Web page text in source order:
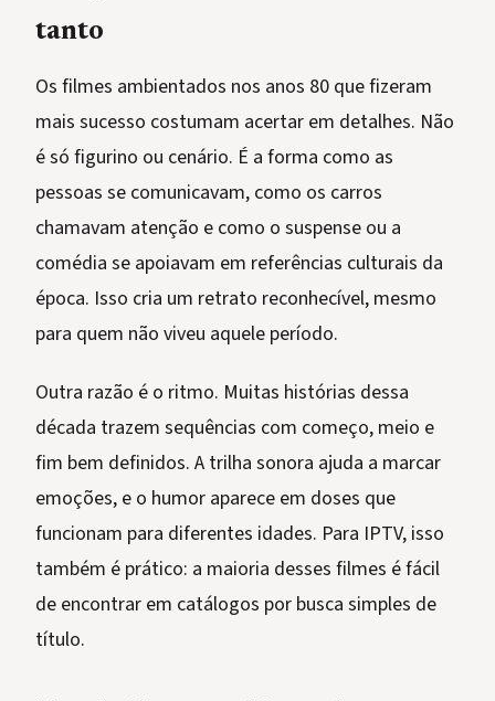
tanto
Os filmes ambientados nos anos 80 que fizeram
mais sucesso costumam acertar em detalhes. Não
é só figurino ou cenário. É a forma como as
pessoas se comunicavam, como os carros
chamavam atenção e como o suspense ou a
comédia se apoiavam em referências culturais da
época. Isso cria um retrato reconhecível, mesmo
para quem não viveu aquele período.
Outra razão é o ritmo. Muitas histórias dessa
década trazem sequências com começo, meio e
fim bem definidos. A trilha sonora ajuda a marcar
emoções, e o humor aparece em doses que
funcionam para diferentes idades. Para IPTV, isso
também é prático: a maioria desses filmes é fácil
de encontrar em catálogos por busca simples de
título.